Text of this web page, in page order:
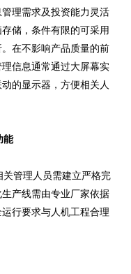
理需求及投资能力灵活
储，条件有限的可采用
在不影响产品质量的前
信息通常通过大屏幕实
的显示器，方便相关人
能
管理人员需建立严格完
产线需由专业厂家依据
行要求与人机工程合理